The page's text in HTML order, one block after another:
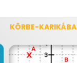
KÖRBE-KARIKÁBA